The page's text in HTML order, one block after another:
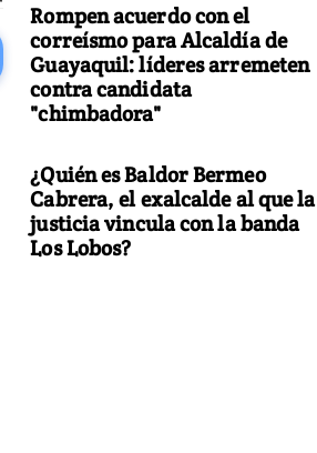
Rompen acuerdo con el
correísmo para Alcaldía de
Guayaquil: líderes arremeten
contra candidata
"chimbadora"
¿Quién es Baldor Bermeo
Cabrera, el exalcalde al que la
justicia vincula con la banda
Los Lobos?